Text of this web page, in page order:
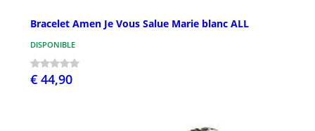
Bracelet Amen Je Vous Salue Marie blanc ALL
DISPONIBLE
€ 44,90